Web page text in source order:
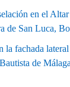
en el
de San Luca,
la fachada
de